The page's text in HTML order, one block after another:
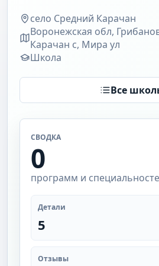
село Средний Карачан
Воронежская обл,
Карачан с, Мира ул
Школа
Все
СВОДКА
0
программ и
Детали
5
Отзывы